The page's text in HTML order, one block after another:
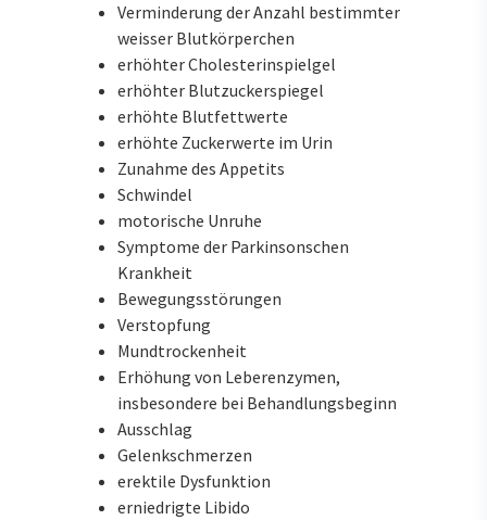
Verminderung der Anzahl bestimmter
weisser Blutkörperchen
erhöhter Cholesterinspielgel
erhöhter Blutzuckerspiegel
erhöhte Blutfettwerte
erhöhte Zuckerwerte im Urin
Zunahme des Appetits
Schwindel
motorische Unruhe
Symptome der Parkinsonschen
Krankheit
Bewegungsstörungen
Verstopfung
Mundtrockenheit
Erhöhung von Leberenzymen,
insbesondere bei Behandlungsbeginn
Ausschlag
Gelenkschmerzen
erektile Dysfunktion
erniedrigte Libido